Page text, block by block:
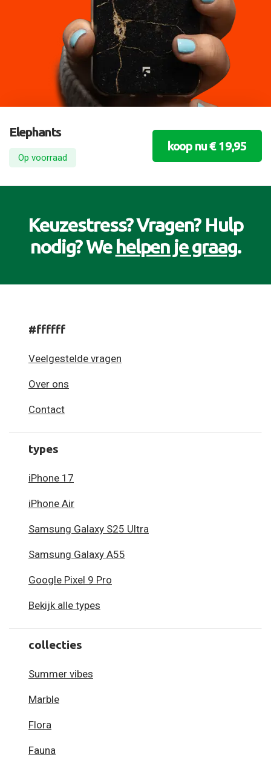
Elephants
Op voorraad
koop nu € 19,95
Keuzestress? Vragen? Hulp
nodig? Wehelpen je graag.
#ffffff
Veelgestelde vragen
Over ons
Contact
types
iPhone 17
iPhone Air
Samsung Galaxy S25 Ultra
Samsung Galaxy A55
Google Pixel 9 Pro
Bekijk alle types
collecties
Summer vibes
Marble
Flora
Fauna